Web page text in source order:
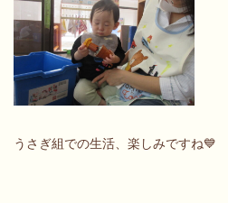
うさぎ組での生活、楽しみですね💙